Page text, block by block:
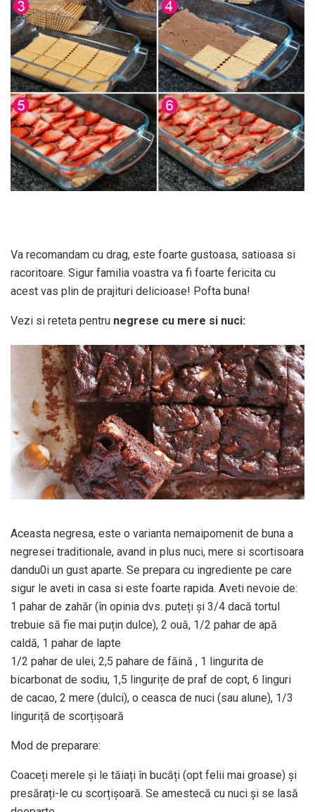
Va recomandam cu drag, este foarte gustoasa, satioasa si
racoritoare. Sigur familia voastra va fi foarte fericita cu
acest vas plin de prajituri delicioase! Pofta buna!
Vezi si reteta pentru negrese cu mere si nuci:
Aceasta negresa, este o varianta nemaipomenit de buna a
negresei traditionale, avand in plus nuci, mere si scortisoara
dandu0i un gust aparte. Se prepara cu ingrediente pe care
sigur le aveti in casa si este foarte rapida. Aveti nevoie de:
1 pahar de zahăr (în opinia dvs. puteți și 3/4 dacă tortul
trebuie să fie mai puțin dulce), 2 ouă, 1/2 pahar de apă
caldă, 1 pahar de lapte
1/2 pahar de ulei, 2,5 pahare de făină , 1 lingurita de
bicarbonat de sodiu, 1,5 lingurițe de praf de copt, 6 linguri
de cacao, 2 mere (dulci), o ceasca de nuci (sau alune), 1/3
linguriță de scorțișoară
Mod de preparare:
Coaceți merele și le tăiați în bucăți (opt felii mai groase) și
presărați-le cu scorțișoară. Se amestecă cu nuci și se lasă